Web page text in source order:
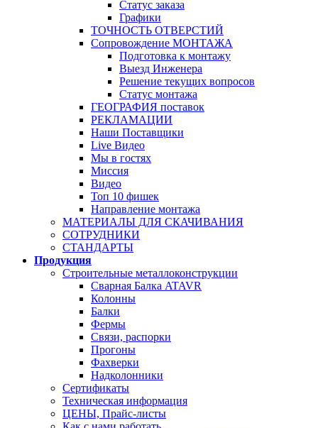
Статус заказа
Графики
ТОЧНОСТЬ ОТВЕРСТИЙ
Сопровождение МОНТАЖА
Подготовка к монтажу
Выезд Инженера
Решение текущих вопросов
Статус монтажа
ГЕОГРАФИЯ поставок
РЕКЛАМАЦИИ
Наши Поставщики
Live Видео
Мы в гостях
Миссия
Видео
Топ 10 фишек
Направление монтажа
МАТЕРИАЛЫ ДЛЯ СКАЧИВАНИЯ
СОТРУДНИКИ
СТАНДАРТЫ
Продукция
Строительные металлоконструкции
Сварная Балка ATAVR
Колонны
Балки
Фермы
Связи, распорки
Прогоны
Фахверки
Надколонники
Сертификаты
Техническая информация
ЦЕНЫ, Прайс-листы